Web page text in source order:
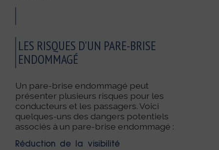
LES RISQUES D'UN PARE-BRISE
ENDOMMAGÉ
Un pare-brise endommagé peut
présenter plusieurs risques pour les
conducteurs et les passagers. Voici
quelques-uns des dangers potentiels
associés à un pare-brise endommagé :
Réduction de la visibilité